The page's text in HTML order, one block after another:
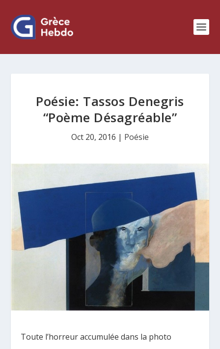
Poésie: Tassos Denegris
“Poème Désagréable”
Oct 20, 2016 | Poésie
Toute l’horreur accumulée dans la photo